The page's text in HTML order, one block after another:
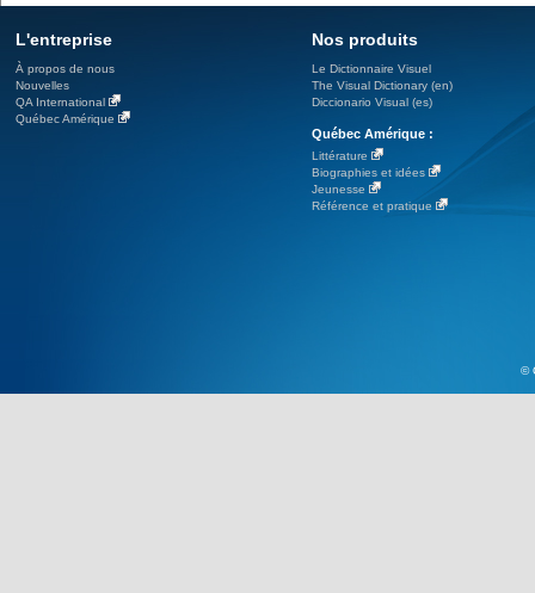
L'entreprise
À propos de nous
Nouvelles
QA International
Québec Amérique
Nos produits
Le Dictionnaire Visuel
The Visual Dictionary (en)
Diccionario Visual (es)
Québec Amérique :
Littérature
Biographies et idées
Jeunesse
Référence et pratique
©